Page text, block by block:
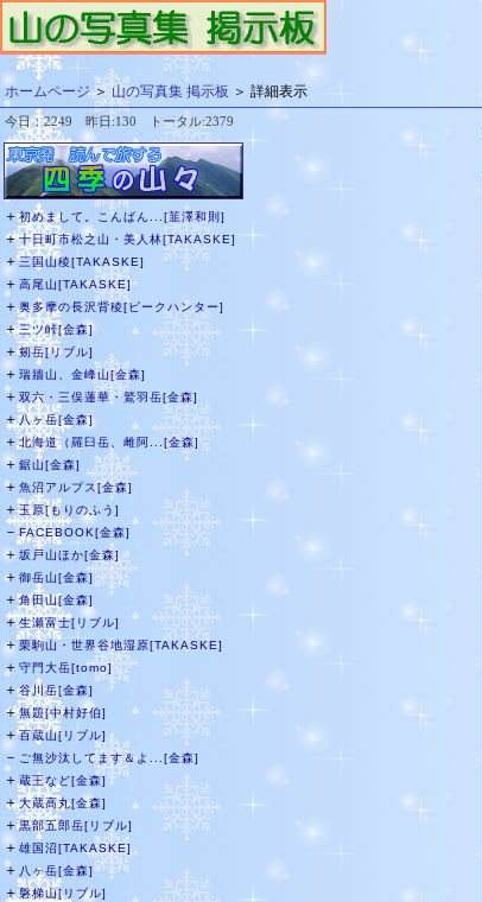
ホームページ＞山の写真集 掲示板 ＞ 詳細表示
今日：2249 昨日:130 トータル:2379
＋初めまして。こんばん...[韮澤和則]
＋十日町市松之山・美人林[TAKASKE]
＋三国山稜[TAKASKE]
＋ 高尾山[TAKASKE]
＋奥多摩の長沢背稜[ピークハンター]
＋三ツ峠[金森]
＋剱岳[リブル]
＋ 瑞牆山、金峰山[金森]
＋ 双六・三俣蓮華・鷲羽岳[金森]
＋八ヶ岳[金森]
＋北海道（羅臼岳、雌阿...[金森]
＋ 鋸山[金森]
＋ 魚沼アルプス[金森]
＋玉原[もりのふう]
－FACEBOOK[金森]
＋ 坂戸山ほか[金森]
＋ 御岳山[金森]
＋角田山[金森]
＋生瀬富士[リブル]
＋栗駒山・世界谷地湿原[TAKASKE]
＋ 守門大岳[tomo]
＋谷川岳[金森]
＋無題[中村好伯]
＋百蔵山[リブル]
－ ご無沙汰してます＆よ...[金森]
＋蔵王など[金森]
＋大蔵高丸[金森]
＋黒部五郎岳[リブル]
＋ 雄国沼[TAKASKE]
＋ 八ヶ岳[金森]
＋磐梯山[リブル]